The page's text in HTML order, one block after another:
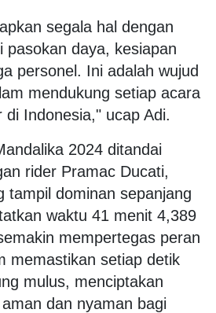
segala hal dengan
pasokan daya, kesiapan
personel. Ini adalah wujud
mendukung setiap acara
di Indonesia," ucap Adi.
2024 ditandai
rider Pramac Ducati,
tampil dominan sepanjang
waktu 41 menit 4,389
mempertegas peran
memastikan setiap detik
mulus, menciptakan
dan nyaman bagi